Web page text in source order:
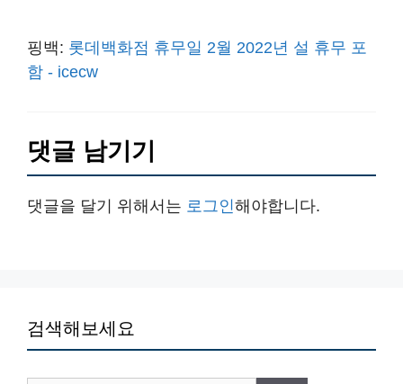
핑백: 롯데백화점 휴무일 2월 2022년 설 휴무 포
함 - icecw
댓글 남기기
댓글을 달기 위해서는 로그인해야합니다.
검색해보세요